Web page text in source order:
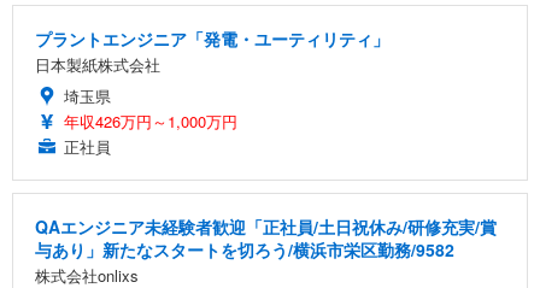
プラントエンジニア「発電・ユーティリティ」
日本製紙株式会社
埼玉県
年収426万円～1,000万円
正社員
QAエンジニア未経験者歓迎「正社員/土日祝休み/研修充実/賞
与あり」新たなスタートを切ろう/横浜市栄区勤務/9582
株式会社onlixs